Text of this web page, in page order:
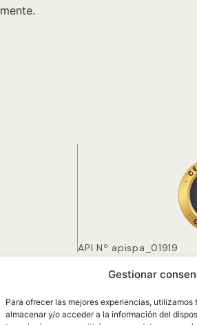
Gestionar
Para ofrecer las mejores experiencias,
almacenar y/o acceder a la información del
API Nº apispa_01919
DEL POZO